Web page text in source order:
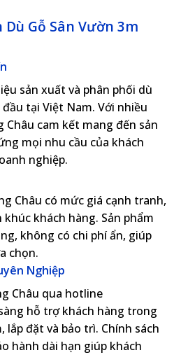
Dù Gỗ Sân Vườn 3m
sản xuất và phân phối dù
tại Việt Nam. Với nhiều
Châu cam kết mang đến sản
mọi nhu cầu của khách
nghiệp.
Châu có mức giá cạnh tranh,
khách hàng. Sản phẩm
không có chi phí ẩn, giúp
chọn.
Nghiệp
Châu qua hotline
hỗ trợ khách hàng trong
lắp đặt và bảo trì. Chính sách
hành dài hạn giúp khách